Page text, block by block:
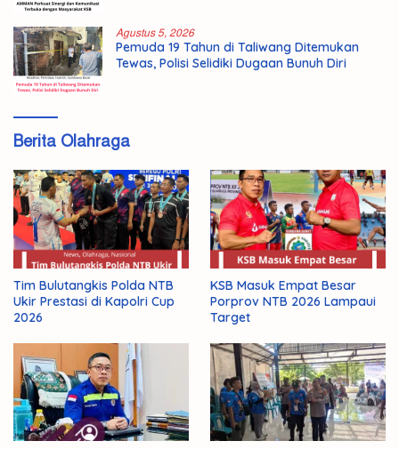
Agustus 5, 2026
Pemuda 19 Tahun di Taliwang Ditemukan
Tewas, Polisi Selidiki Dugaan Bunuh Diri
Berita Olahraga
Tim Bulutangkis Polda NTB
Ukir Prestasi di Kapolri Cup
2026
KSB Masuk Empat Besar
Porprov NTB 2026 Lampaui
Target